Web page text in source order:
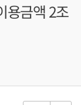
용금액 2조